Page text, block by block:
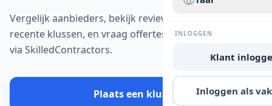
INLOGGEN
Klant
Inloggen als
Vergelijk aanbieders, bekijk reviews en
recente klussen, en vraag offertes aan
via SkilledContractors.
Plaats een klus